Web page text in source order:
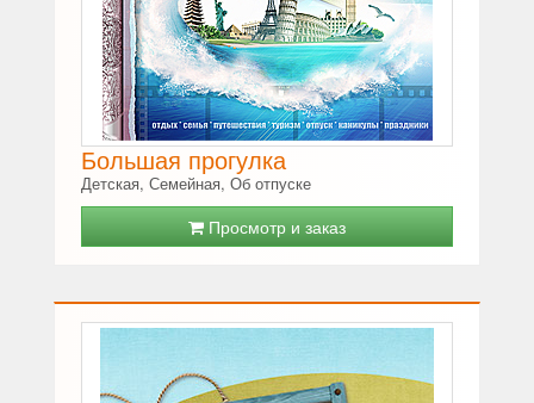
Большая прогулка
Детская, Семейная, Об отпуске
Просмотр и заказ